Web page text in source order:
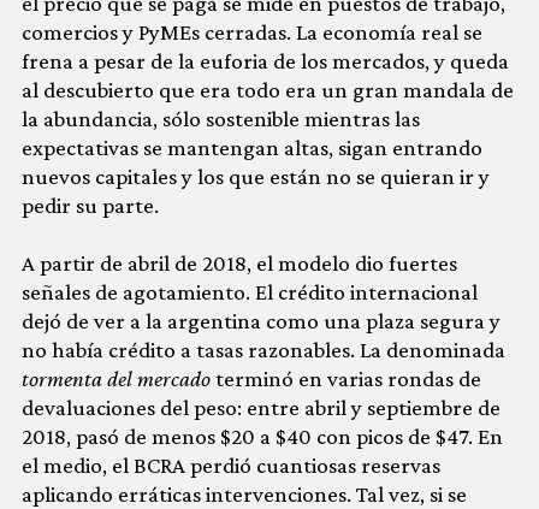
comercios y PyMEs cerradas. La economía real se
frena a pesar de la euforia de los mercados, y queda
al descubierto que era todo era un gran mandala de
la abundancia, sólo sostenible mientras las
expectativas se mantengan altas, sigan entrando
nuevos capitales y los que están no se quieran ir y
pedir su parte.
A partir de abril de 2018, el modelo dio fuertes
señales de agotamiento. El crédito internacional
dejó de ver a la argentina como una plaza segura y
no había crédito a tasas razonables. La denominada
tormenta del mercadoterminó en varias rondas de
devaluaciones del peso: entre abril y septiembre de
2018, pasó de menos $20 a $40 con picos de $47. En
el medio, el BCRA perdió cuantiosas reservas
aplicando erráticas intervenciones. Tal vez, si se